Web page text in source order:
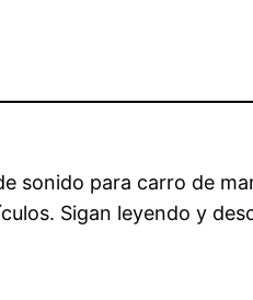
sonido para carro de
Sigan leyendo y